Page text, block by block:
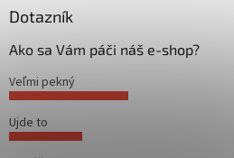
Dotazník
Ako sa Vám páči náš e-shop?
Veľmi pekný
Ujde to